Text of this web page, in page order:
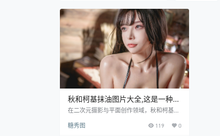
秋和柯基抹油图片大全,这是一种完
全不一样的感觉
在二次元摄影与平面创作领域，秋和柯基凭
抹油系列作品更是别具一格，成为粉丝们津
糖秀图 119 0